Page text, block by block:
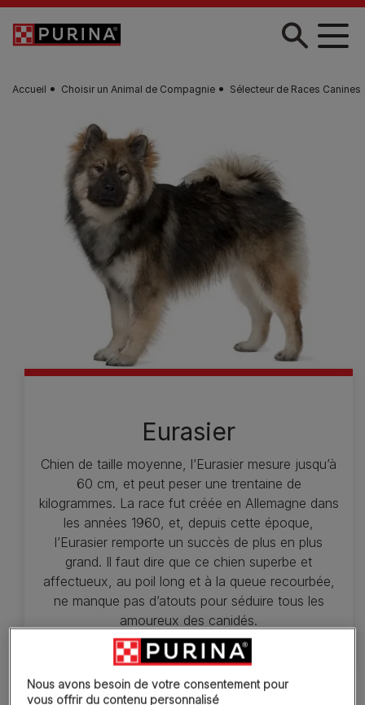
Skip to main content
Accueil Choisir un Animal de Compagnie Sélecteur de Races Canines
Eurasier
Chien de taille moyenne, l’Eurasier mesure jusqu’à
60 cm, et peut peser une trentaine de
kilogrammes. La race fut créée en Allemagne dans
les années 1960, et, depuis cette époque,
l’Eurasier remporte un succès de plus en plus
grand. Il faut dire que ce chien superbe et
affectueux, au poil long et à la queue recourbée,
ne manque pas d’atouts pour séduire tous les
amoureux des canidés.
Nous avons besoin de votre consentement pour
vous offrir du contenu personnalisé